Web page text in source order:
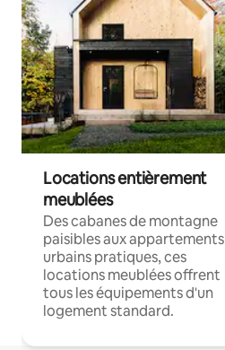
Locations entièrement
meublées
Des cabanes de montagne
paisibles aux appartements
urbains pratiques, ces
locations meublées offrent
tous les équipements d'un
logement standard.